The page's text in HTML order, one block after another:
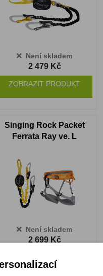
Není skladem
2 479 Kč
ZOBRAZIT PRODUKT
Singing Rock Packet
Ferrata Ray ve. L
Není skladem
2 699 Kč